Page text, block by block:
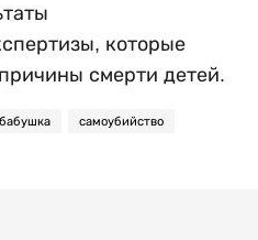
которые
смерти детей.
бабушка самоубийство